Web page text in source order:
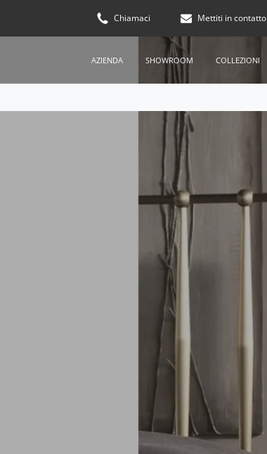
Chiamaci Mettiti in contatto
AZIENDA SHOWROOM COLLEZIONI